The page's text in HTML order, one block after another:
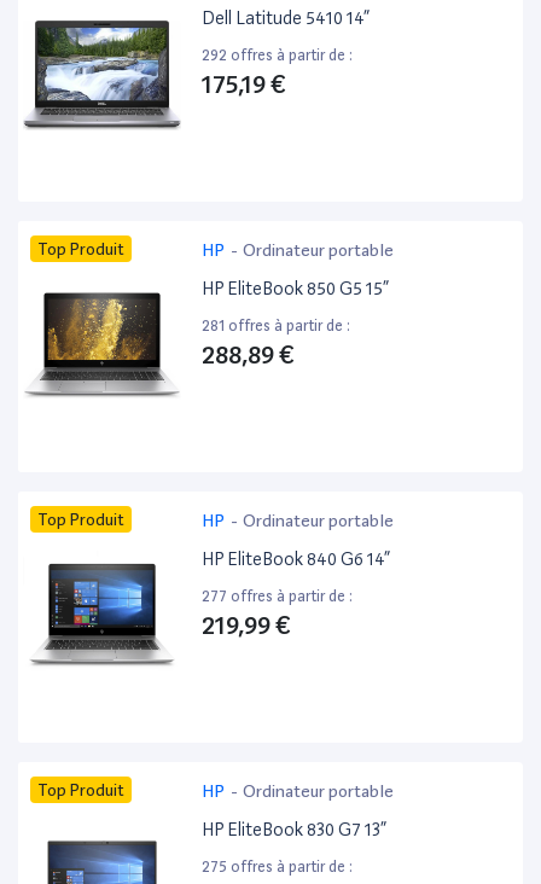
Dell Latitude 5410 14”
292 offres à partir de :
175,19 €
Top Produit HP - Ordinateur portable
HP EliteBook 850 G5 15”
281 offres à partir de :
288,89 €
Top Produit HP - Ordinateur portable
HP EliteBook 840 G6 14”
277 offres à partir de :
219,99 €
Top Produit HP - Ordinateur portable
HP EliteBook 830 G7 13”
275 offres à partir de :